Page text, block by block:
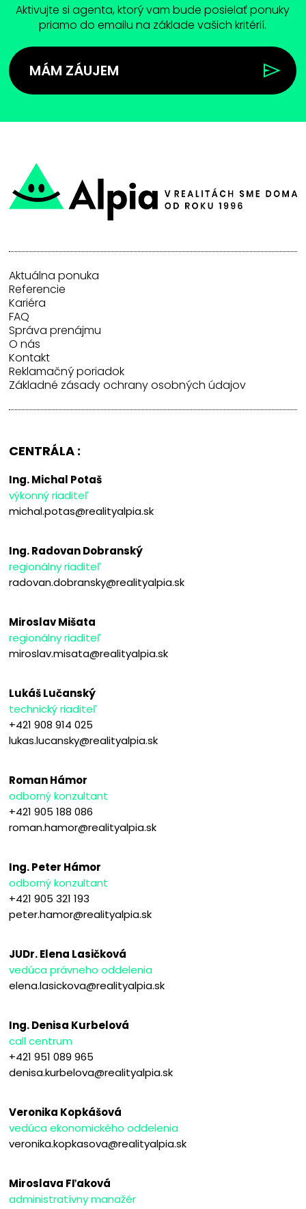
Aktivujte si agenta, ktorý vam bude posielať ponuky
priamo do emailu na základe vašich kritérií.
MÁM ZÁUJEM
Aktuálna ponuka
Referencie
Kariéra
FAQ
Správa prenájmu
O nás
Kontakt
Reklamačný poriadok
Základné zásady ochrany osobných údajov
CENTRÁLA :
Ing. Michal Potaš
výkonný riaditeľ
michal.potas@realityalpia.sk
Ing. Radovan Dobranský
regionálny riaditeľ
radovan.dobransky@realityalpia.sk
Miroslav Mišata
regionálny riaditeľ
miroslav.misata@realityalpia.sk
Lukáš Lučanský
technický riaditeľ
+421 908 914 025
lukas.lucansky@realityalpia.sk
Roman Hámor
odborný konzultant
+421 905 188 086
roman.hamor@realityalpia.sk
Ing. Peter Hámor
odborný konzultant
+421 905 321 193
peter.hamor@realityalpia.sk
JUDr. Elena Lasičková
vedúca právneho oddelenia
elena.lasickova@realityalpia.sk
Ing. Denisa Kurbelová
call centrum
+421 951 089 965
denisa.kurbelova@realityalpia.sk
Veronika Kopkášová
vedúca ekonomického oddelenia
veronika.kopkasova@realityalpia.sk
Miroslava Fľaková
administratívny manažér